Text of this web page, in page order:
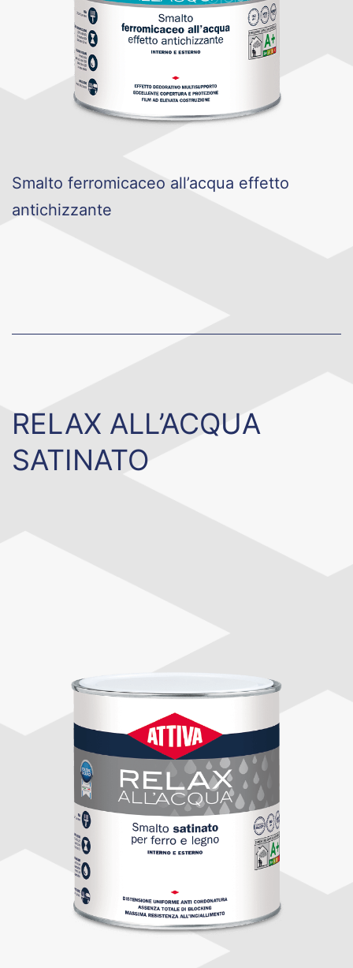
Smalto ferromicaceo all’acqua effetto
antichizzante
RELAX ALL’ACQUA
SATINATO